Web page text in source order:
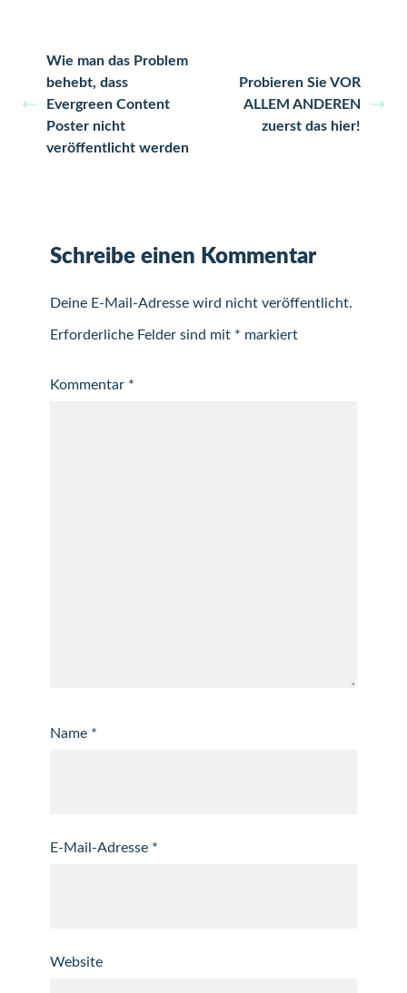
Wie man das Problem
behebt, dass
Evergreen Content
Poster nicht
veröffentlicht werden
Probieren Sie VOR
ALLEM ANDEREN
zuerst das hier!
Schreibe einen Kommentar
Deine E-Mail-Adresse wird nicht veröffentlicht.
Erforderliche Felder sind mit * markiert
Kommentar *
Name *
E-Mail-Adresse *
Website